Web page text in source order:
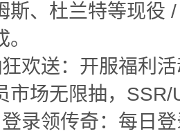
斯、杜兰特等现役
欢送：开服福利
市场无限抽，SSR/
录领传奇：每日